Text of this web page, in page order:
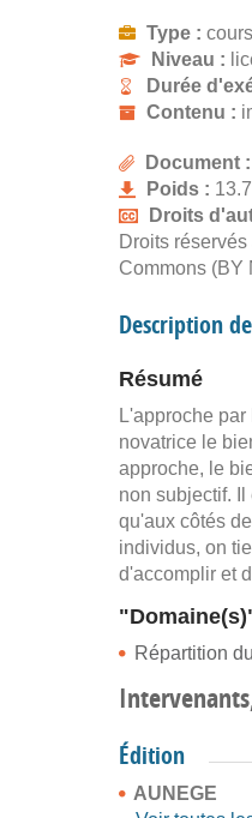
Type :
Niveau :
Durée
Contenu :
Document :
Poids :
Droits
Droits
Commons (BY
Description
Résumé
L'approche par
novatrice le
approche, le
non subjectif. Il
qu'aux côtés
individus, on
d'accomplir et
Répartition
Édition
AUNEGE